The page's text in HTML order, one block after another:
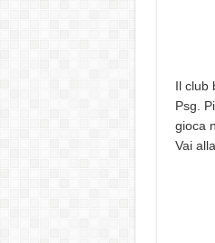
Il club
Psg.
gioca
Vai